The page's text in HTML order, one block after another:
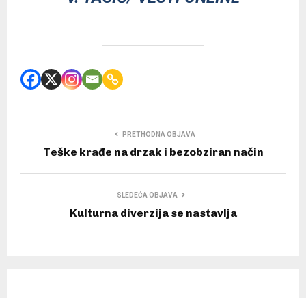
PRETHODNA OBJAVA
Teške krađe na drzak i bezobziran način
SLEDEĆA OBJAVA
Kulturna diverzija se nastavlja